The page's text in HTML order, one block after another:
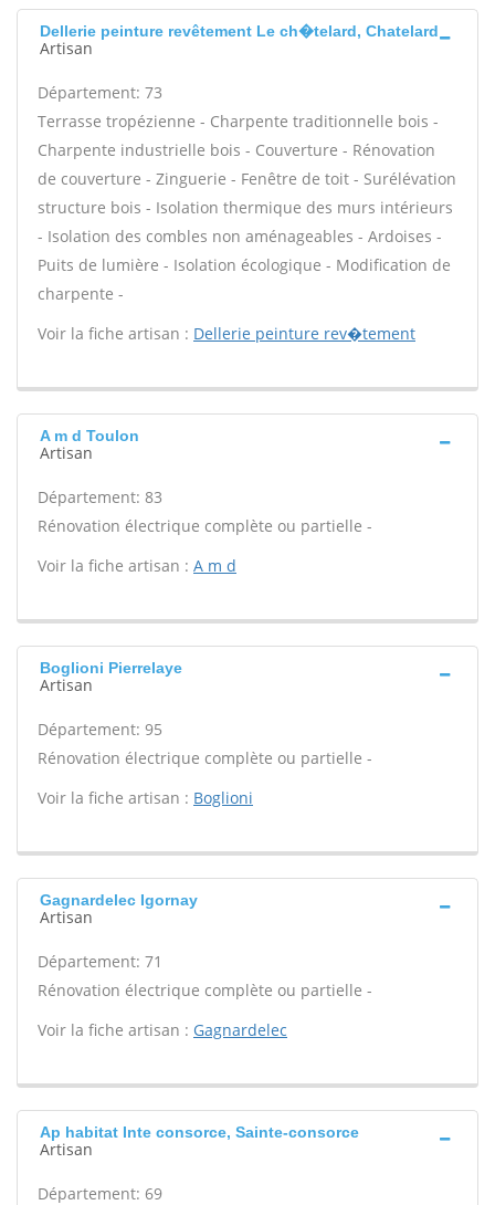
Dellerie peinture revêtement Le ch�telard, Chatelard
Artisan
Département: 73
Terrasse tropézienne - Charpente traditionnelle bois -
Charpente industrielle bois - Couverture - Rénovation
de couverture - Zinguerie - Fenêtre de toit - Surélévation
structure bois - Isolation thermique des murs intérieurs
- Isolation des combles non aménageables - Ardoises -
Puits de lumière - Isolation écologique - Modification de
charpente -
Voir la fiche artisan : Dellerie peinture rev�tement
A m d Toulon
Artisan
Département: 83
Rénovation électrique complète ou partielle -
Voir la fiche artisan : A m d
Boglioni Pierrelaye
Artisan
Département: 95
Rénovation électrique complète ou partielle -
Voir la fiche artisan : Boglioni
Gagnardelec Igornay
Artisan
Département: 71
Rénovation électrique complète ou partielle -
Voir la fiche artisan : Gagnardelec
Ap habitat Inte consorce, Sainte-consorce
Artisan
Département: 69